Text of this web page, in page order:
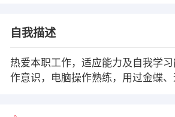
自我描述
热爱本职工作，适应能力及自我学
作意识，电脑操作熟练，用过金蝶、